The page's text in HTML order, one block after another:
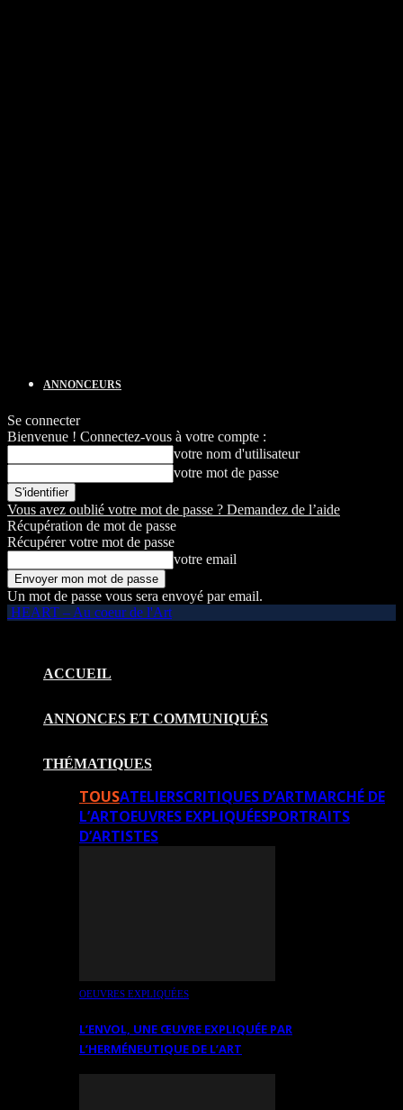
ANNONCEURS
Se connecter
Bienvenue ! Connectez-vous à votre compte :
votre nom d'utilisateur
votre mot de passe
Vous avez oublié votre mot de passe ? Demandez de l’aide
Récupération de mot de passe
Récupérer votre mot de passe
votre email
Un mot de passe vous sera envoyé par email.
HEART – Au coeur de l'Art
ACCUEIL
ANNONCES ET COMMUNIQUÉS
THÉMATIQUES
TOUSATELIERSCRITIQUES D’ARTMARCHÉ DE
L’ARTOEUVRES EXPLIQUÉESPORTRAITS
D’ARTISTES
OEUVRES EXPLIQUÉES
L’ENVOL, UNE ŒUVRE EXPLIQUÉE PAR
L’HERMÉNEUTIQUE DE L’ART